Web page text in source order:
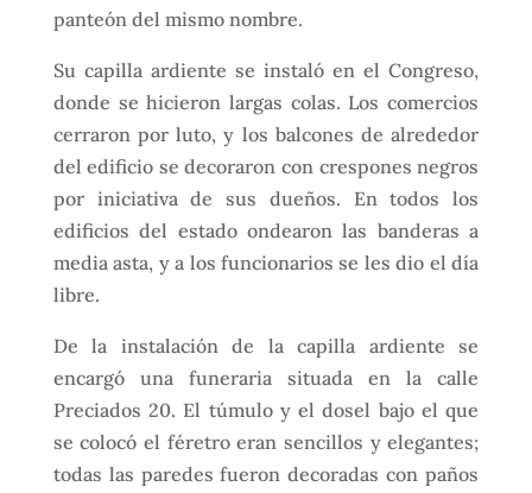
panteón del mismo nombre.
Su capilla ardiente se instaló en el Congreso,
donde se hicieron largas colas. Los comercios
cerraron por luto, y los balcones de alrededor
del edificio se decoraron con crespones negros
por iniciativa de sus dueños. En todos los
edificios del estado ondearon las banderas a
media asta, y a los funcionarios se les dio el día
libre.
De la instalación de la capilla ardiente se
encargó una funeraria situada en la calle
Preciados 20. El túmulo y el dosel bajo el que
se colocó el féretro eran sencillos y elegantes;
todas las paredes fueron decoradas con paños